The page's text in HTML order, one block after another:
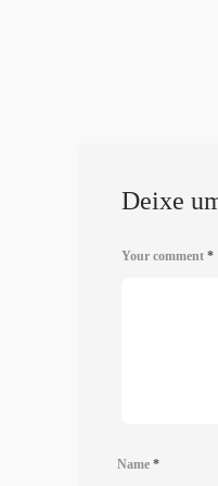
Deixe
Your comment *
Name *